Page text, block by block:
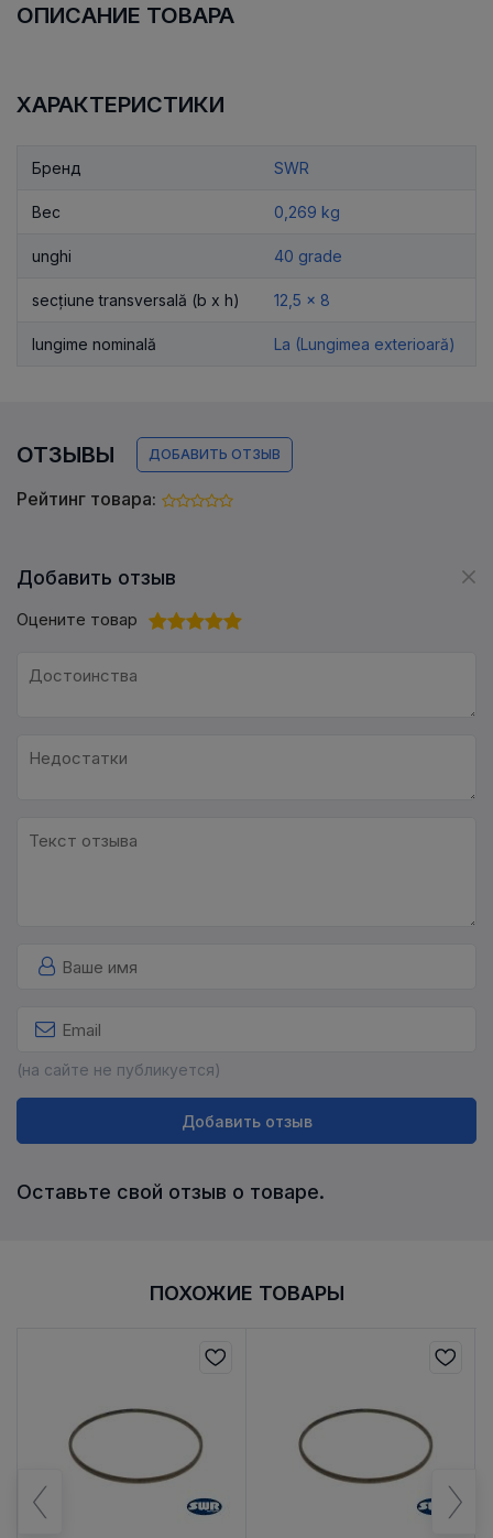
ОПИСАНИЕ ТОВАРА
ХАРАКТЕРИСТИКИ
Бренд SWR
Вес 0,269 kg
unghi 40 grade
secțiune transversală (b x h) 12,5 x 8
lungime nominală La (Lungimea exterioară)
ОТЗЫВЫ ДОБАВИТЬ ОТЗЫВ
Рейтинг товара:
Добавить отзыв
Оцените товар
(на сайте не публикуется)
Добавить отзыв
Оставьте свой отзыв о товаре.
ПОХОЖИЕ ТОВАРЫ